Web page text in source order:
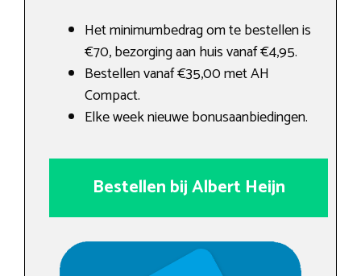
Het minimumbedrag om te bestellen is
€70, bezorging aan huis vanaf €4,95.
Bestellen vanaf €35,00 met AH
Compact.
Elke week nieuwe bonusaanbiedingen.
Bestellen bij Albert Heijn